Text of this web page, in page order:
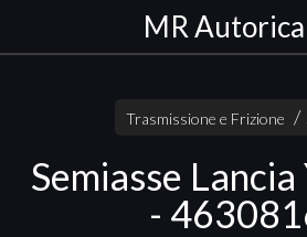
MR
Trasmissione e Frizione
Semiasse Lancia
-